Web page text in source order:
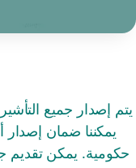
يتم إصدار جميع
يمكننا ضمان إصدار
حكومية. يمكن تقديم